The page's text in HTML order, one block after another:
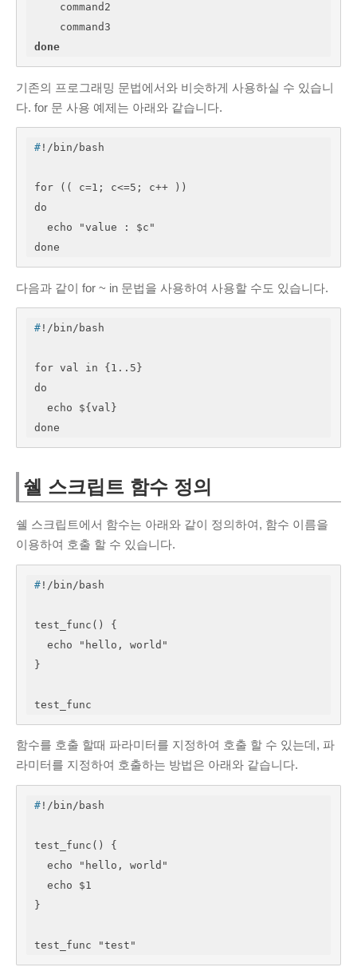
done
기존의 프로그래밍 문법에서와 비슷하게 사용하실 수 있습니
다. for 문 사용 예제는 아래와 같습니다.
# !/bin/bash
for (( c=1; c<=5; c++ ))
do
done
다음과 같이 for ~ in 문법을 사용하여 사용할 수도 있습니다.
# !/bin/bash
for val in {1..5}
do
done
쉘 스크립트 함수 정의
쉘 스크립트에서 함수는 아래와 같이 정의하여, 함수 이름을
이용하여 호출 할 수 있습니다.
# !/bin/bash
test_func() {
}
test_func
함수를 호출 할때 파라미터를 지정하여 호출 할 수 있는데, 파
라미터를 지정하여 호출하는 방법은 아래와 같습니다.
# !/bin/bash
test_func() {
}
test_func "test"